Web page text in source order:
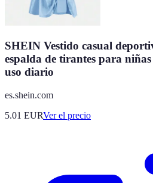
SHEIN Vestido casual
espalda de tirantes para
uso diario
es.shein.com
5.01 EURVer el precio